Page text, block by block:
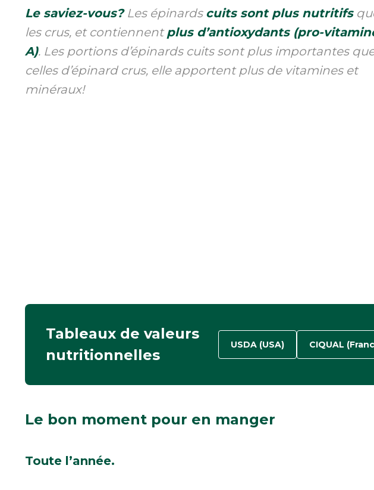
Le saviez-vous? Les épinards cuits sont plus nutritifs
les crus, et contiennentplus d’antioxydants (pro-
A). Les portions d’épinards cuits sont plus importantes
celles d’épinard crus, elle apportent plus de vitamines et
minéraux!
Tableaux de valeurs
nutritionnelles
USDA (USA) CIQUAL
Le bon moment pour en manger
Toute l’année.